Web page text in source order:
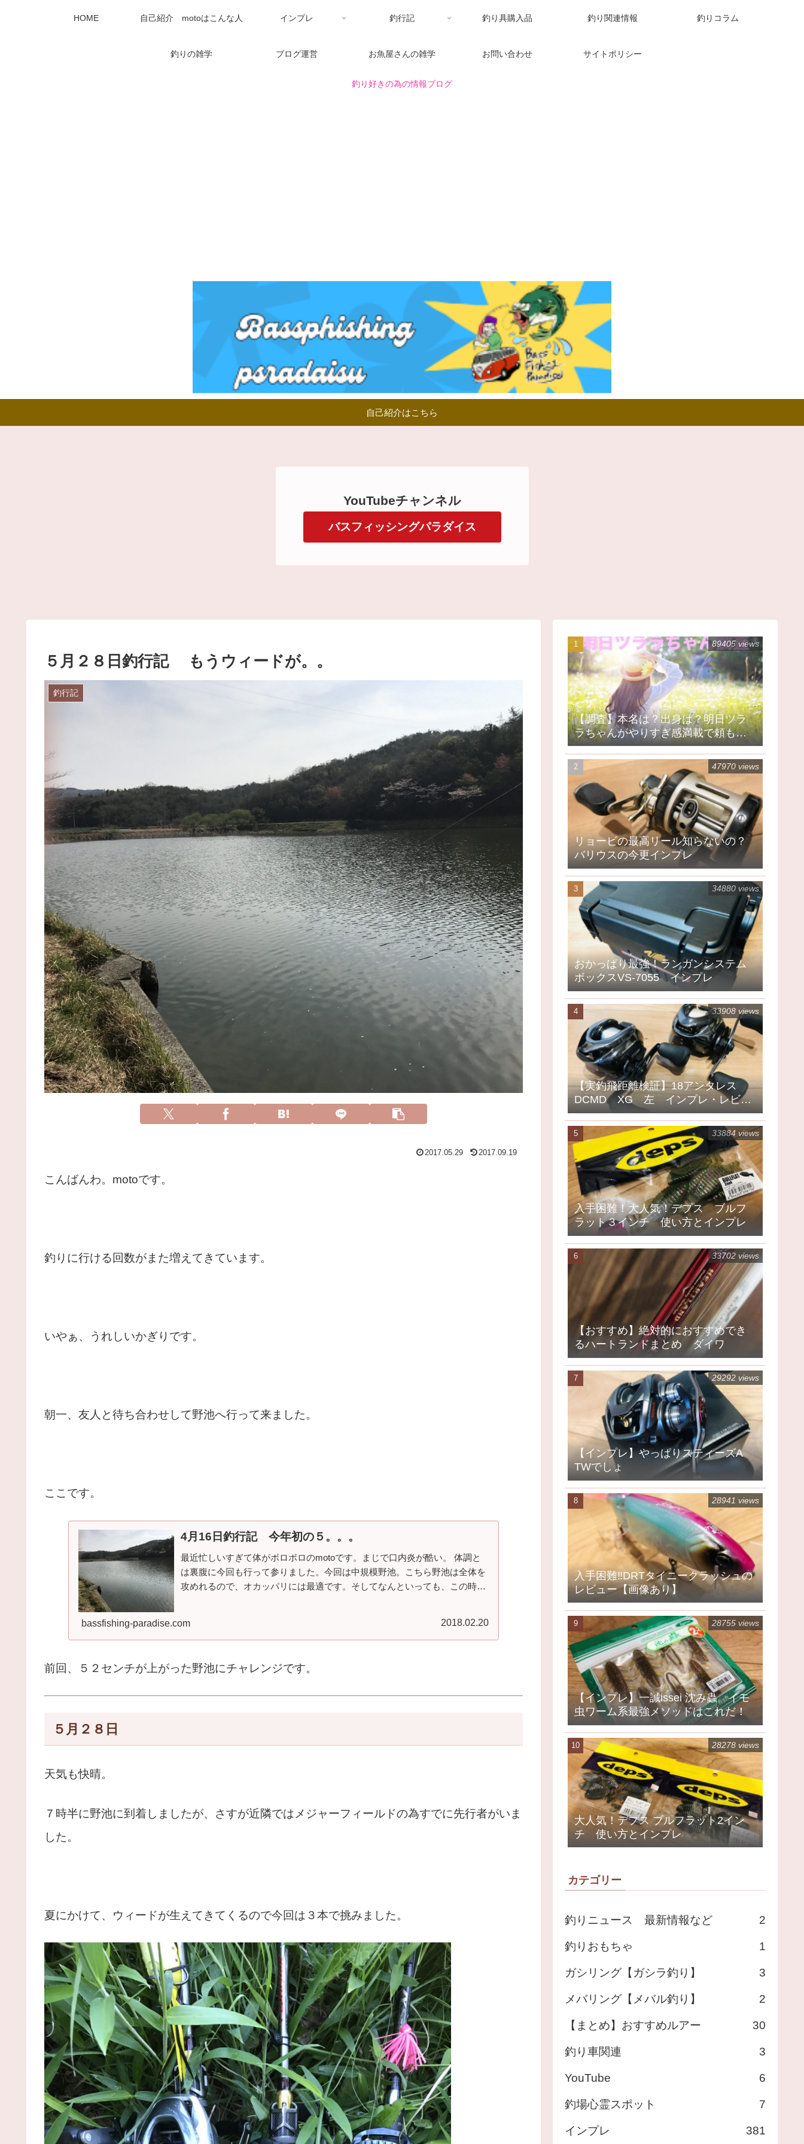
釣り好きの為の情報ブログ
HOME 自己紹介 motoはこんな人 インプレ 釣行記 釣り具購入品 釣り関連情報 釣りコラム
釣りの雑学 ブログ運営 お魚屋さんの雑学 お問い合わせ サイトポリシー
自己紹介はこちら
YouTubeチャンネル
バスフィッシングパラダイス
５月２８日釣行記 もうウィードが。。
釣行記
2017.05.29 2017.09.19
こんばんわ。motoです。
釣りに行ける回数がまた増えてきています。
いやぁ、うれしいかぎりです。
朝一、友人と待ち合わせして野池へ行って来ました。
ここです。
4月16日釣行記 今年初の５。。。
最近忙しいすぎて体がボロボロのmotoです。まじで口内炎が酷い。 体調と
は裏腹に今回も行って参りました。今回は中規模野池。こちら野池は全体を
攻めれるので、オカッパリには最適です。そしてなんといっても、この時期
bassfishing-paradise.com 2018.02.20
前回、５２センチが上がった野池にチャレンジです。
５月２８日
天気も快晴。
７時半に野池に到着しましたが、さすが近隣ではメジャーフィールドの為すでに先行者がいま
した。
夏にかけて、ウィードが生えてきてくるので今回は３本で挑みました。
【調査】本名は？出身は？明日ツラ
ラちゃんがやりすぎ感満載で頼もし
い
89405 views
リョービの最高リール知らないの？
バリウスの今更インプレ
47970 views
おかっぱり最強！ランガンシステム
ボックスVS-7055 インプレ
34880 views
【実釣飛距離検証】18アンタレス
DCMD XG 左 インプレ・レビュ
ー
33908 views
入手困難！大人気！デプス ブルフ
ラット３インチ 使い方とインプレ
33884 views
【おすすめ】絶対的におすすめでき
るハートランドまとめ ダイワ
33702 views
【インプレ】やっぱりスティーズA
TWでしょ
29292 views
入手困難‼DRTタイニークラッシュの
レビュー【画像あり】
28941 views
【インプレ】一誠issei 沈み蟲 イモ
虫ワーム系最強メソッドはこれだ！
28755 views
大人気！デプス ブルフラット2イン
チ 使い方とインプレ
28278 views
カテゴリー
釣りニュース 最新情報など 2
釣りおもちゃ 1
ガシリング【ガシラ釣り】 3
メバリング【メバル釣り】 2
【まとめ】おすすめルアー 30
釣り車関連 3
YouTube 6
釣場心霊スポット 7
インプレ 381